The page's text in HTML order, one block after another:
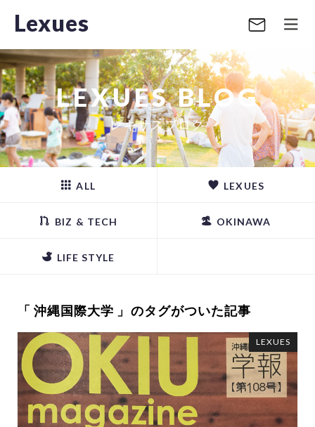
Lexues
LEXUES BLOG
レキサスブログ
ALL LEXUES
BIZ & TECH OKINAWA
LIFE STYLE
「 沖縄国際大学 」のタグがついた記事
LEXUES